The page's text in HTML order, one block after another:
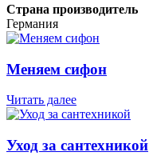
Страна производитель
Германия
Меняем сифон
Читать далее
Уход за сантехникой